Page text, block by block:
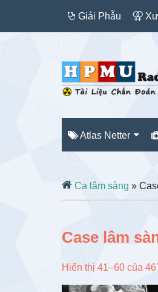
Giải Phẫu
Atlas Netter
Ca lâm sàng »
Case lâm
Hiển thị 41–60 của